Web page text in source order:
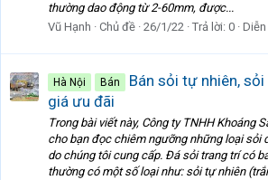
thường dao động từ 2-60mm, được...
Vũ Hạnh
Chủ đề 26/1/22 Trả lời: 0
Hà Nội Bán
Bán sỏi tự nhiên,
giá ưu đãi
Trong bài viết này, Công ty TNHH Khoáng
cho bạn đọc chiêm ngưỡng những loại sỏi
do chúng tôi cung cấp. Đá sỏi trang trí có
thường có một số loại như: sỏi tự nhiên